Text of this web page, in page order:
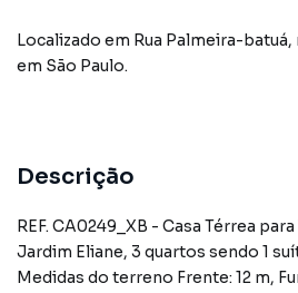
Localizado em Rua Palmeira-batuá,
em São Paulo.
Descrição
REF. CA0249_XB - Casa Térrea
Jardim Eliane, 3 quartos sendo 1 suíte, 2 vagas, 80 m,
Medidas do terreno Frente: 12 m,